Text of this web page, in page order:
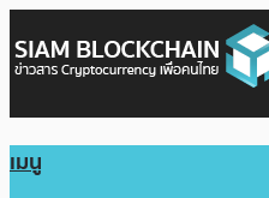
เมนู